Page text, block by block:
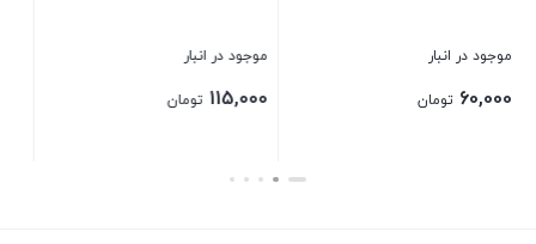
موجود در انبار
115,000 تومان